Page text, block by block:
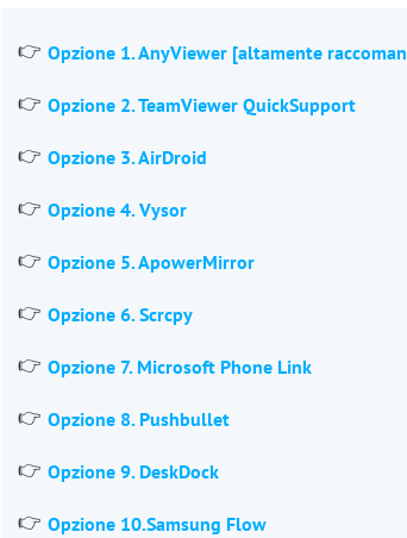
Opzione 1. AnyViewer [altamente
Opzione 2. TeamViewer QuickSupport
Opzione 3. AirDroid
Opzione 4. Vysor
Opzione 5. ApowerMirror
Opzione 6. Scrcpy
Opzione 7. Microsoft Phone Link
Opzione 8. Pushbullet
Opzione 9. DeskDock
Opzione 10.Samsung Flow